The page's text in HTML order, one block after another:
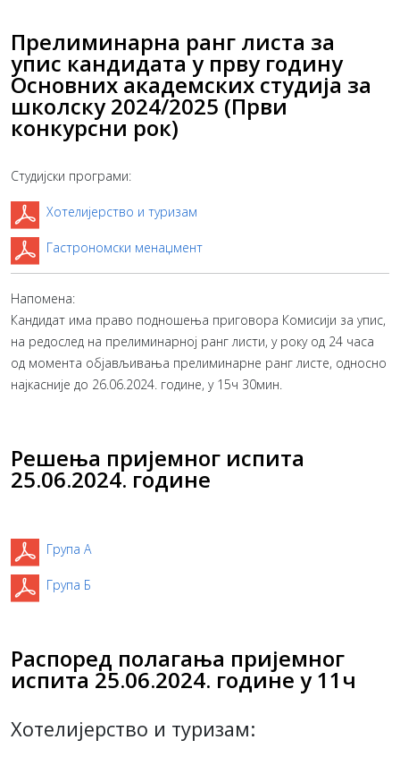
Прелиминарна ранг листа за
упис кандидата у прву годину
Основних академских студија за
школску 2024/2025 (Први
конкурсни рок)
Студијски програми:
Хотелијерство и туризам
Гастрономски менаџмент
Напомена:
Кандидат има право подношења приговора Комисији за упис,
на редослед на прелиминарној ранг листи, у року од 24 часа
од момента објављивања прелиминарне ранг листе, односно
најкасније до 26.06.2024. године, у 15ч 30мин.
Решења пријемног испита
25.06.2024. године
Група А
Група Б
Распоред полагања пријемног
испита 25.06.2024. године у 11ч
Хотелијерство и туризам: